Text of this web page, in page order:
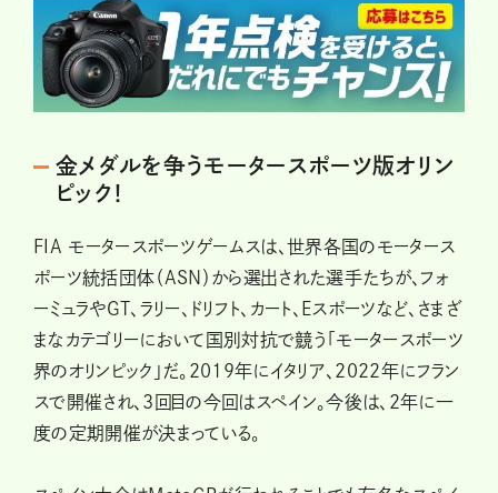
金メダルを争うモータースポーツ版オリン
ピック！
FIA モータースポーツゲームスは、世界各国のモータース
ポーツ統括団体（ASN）から選出された選手たちが、フォ
ーミュラやGT、ラリー、ドリフト、カート、Eスポーツなど、さまざ
まなカテゴリーにおいて国別対抗で競う「モータースポーツ
界のオリンピック」だ。2019年にイタリア、2022年にフラン
スで開催され、3回目の今回はスペイン。今後は、2年に一
度の定期開催が決まっている。